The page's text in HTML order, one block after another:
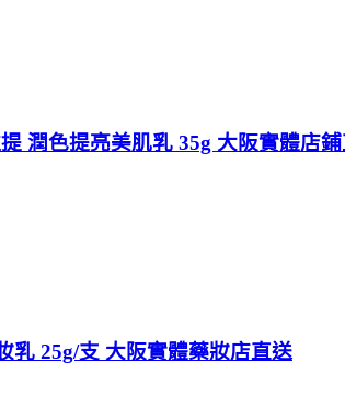
潤色提亮美肌乳 35g 大阪實體店
乳 25g/支 大阪實體藥妝店直送